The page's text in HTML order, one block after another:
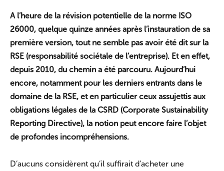
A l’heure de la révision potentielle de la norme ISO
26000, quelque quinze années après l’instauration de sa
première version, tout ne semble pas avoir été dit sur la
RSE (responsabilité sociétale de l’entreprise). Et en effet,
depuis 2010, du chemin a été parcouru. Aujourd’hui
encore, notamment pour les derniers entrants dans le
domaine de la RSE, et en particulier ceux assujettis aux
obligations légales de la CSRD (Corporate Sustainability
Reporting Directive), la notion peut encore faire l’objet
de profondes incompréhensions.
D’aucuns considèrent qu’il suffirait d’acheter une